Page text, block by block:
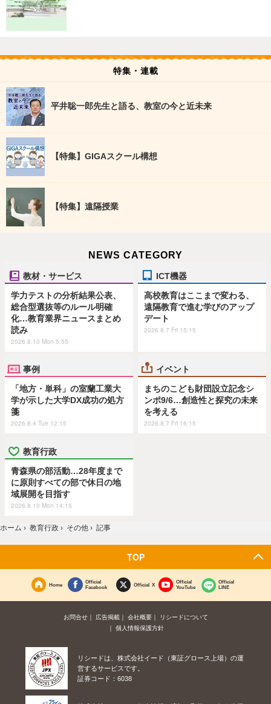
特集・連載
平井聡一郎先生と語る、教室の今と近未来
【特集】GIGAスクール構想
【特集】遠隔授業
NEWS CATEGORY
教材・サービス
学力テストの分析結果公表、
総合型選抜等のルール明確
化…教育業界ニュースまとめ
読み
2026.8.10 Mon 5:55
ICT機器
高校教育はここまで変わる、
遠隔教育で進む学びのアップ
デート
2026.8.7 Fri 15:15
事例
「地方・単科」の室蘭工業大
学が示した大学DX成功の処方
箋
2026.8.4 Tue 12:15
イベント
まちのこども財団設立記念シ
ンポ9/6…創造性と探究の未来
を考える
2026.8.7 Fri 16:15
教育行政
青森県の部活動…28年度まで
に原則すべての部で休日の地
域展開を目指す
2026.8.10 Mon 14:15
ホーム › 教育行政 › その他 › 記事
TOP
Home
Official
Facebook
Official X
Official
YouTube
Official
LINE
お問合せ 広告掲載 会社概要
リシードについて
個人情報保護方針
リシードは、株式会社イード（東証グロース上場）の運
営するサービスです。
証券コード：6038